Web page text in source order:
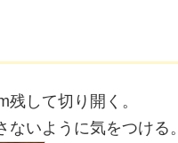
して切り開く。
いように気をつける。